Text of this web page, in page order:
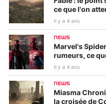
ce que l'on
Il y a 4 ans
NEWS
Marvel's
rumeurs, ce
Il y a 4 ans
NEWS
Miasma
la croisée de